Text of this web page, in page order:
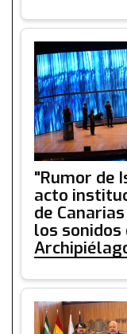
"Rumor de
acto
de
los sonidos